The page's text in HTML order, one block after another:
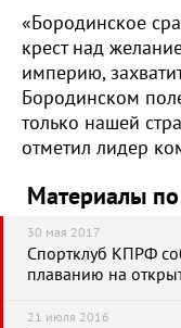
«Бородинское
крест над
империю,
Бородинском
только нашей
отметил лидер
Материалы
30 мая 2017
Спортклуб КПРФ
плаванию на
21 июля 2016